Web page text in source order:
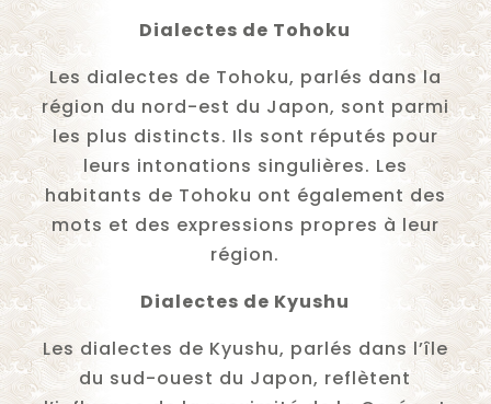
Dialectes de Tohoku
Les dialectes de Tohoku, parlés dans la
région du nord-est du Japon, sont parmi
les plus distincts. Ils sont réputés pour
leurs intonations singulières. Les
habitants de Tohoku ont également des
mots et des expressions propres à leur
région.
Dialectes de Kyushu
Les dialectes de Kyushu, parlés dans l’île
du sud-ouest du Japon, reflètent